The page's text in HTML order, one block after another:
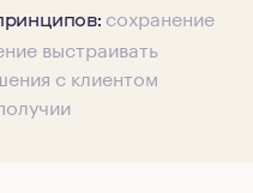
сохранение
выстраивать
с клиентом